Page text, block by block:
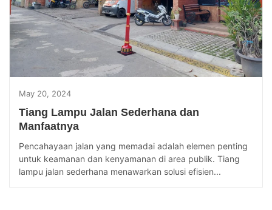
May 20, 2024
Tiang Lampu Jalan Sederhana dan
Manfaatnya
Pencahayaan jalan yang memadai adalah elemen penting
untuk keamanan dan kenyamanan di area publik. Tiang
lampu jalan sederhana menawarkan solusi efisien...